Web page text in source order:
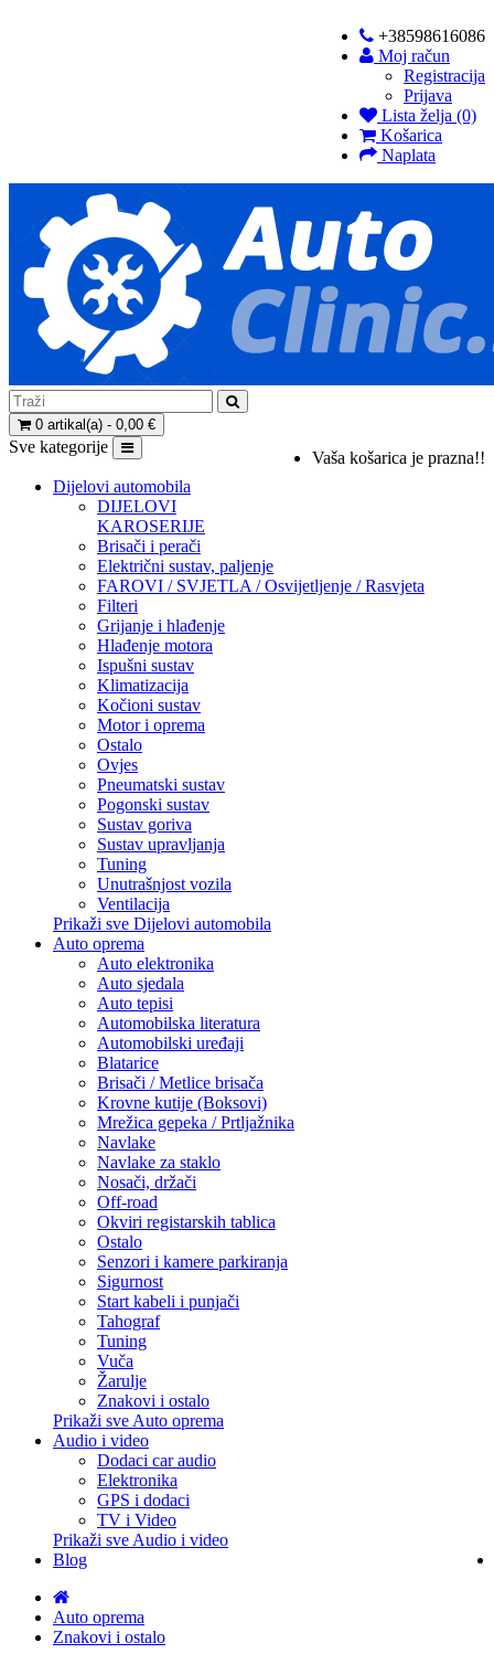
+38598616086
Moj račun
Registracija
Prijava
Lista želja (0)
Košarica
Naplata
0 artikal(a) - 0,00 €
Vaša košarica je prazna!!
Sve kategorije
Dijelovi automobila
DIJELOVI
KAROSERIJE
Brisači i perači
Električni sustav, paljenje
FAROVI / SVJETLA / Osvijetljenje / Rasvjeta
Filteri
Grijanje i hlađenje
Hlađenje motora
Ispušni sustav
Klimatizacija
Kočioni sustav
Motor i oprema
Ostalo
Ovjes
Pneumatski sustav
Pogonski sustav
Sustav goriva
Sustav upravljanja
Tuning
Unutrašnjost vozila
Ventilacija
Prikaži sve Dijelovi automobila
Auto oprema
Auto elektronika
Auto sjedala
Auto tepisi
Automobilska literatura
Automobilski uređaji
Blatarice
Brisači / Metlice brisača
Krovne kutije (Boksovi)
Mrežica gepeka / Prtljažnika
Navlake
Navlake za staklo
Nosači, držači
Off-road
Okviri registarskih tablica
Ostalo
Senzori i kamere parkiranja
Sigurnost
Start kabeli i punjači
Tahograf
Tuning
Vuča
Žarulje
Znakovi i ostalo
Prikaži sve Auto oprema
Audio i video
Dodaci car audio
Elektronika
GPS i dodaci
TV i Video
Prikaži sve Audio i video
Blog
Auto oprema
Znakovi i ostalo